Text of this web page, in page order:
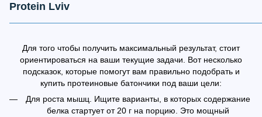
Protein Lviv
Для того чтобы получить максимальный результат, стоит
ориентироваться на ваши текущие задачи. Вот несколько
подсказок, которые помогут вам правильно подобрать и
купить протеиновые батончики под ваши цели:
Для роста мышц. Ищите варианты, в которых содержание
белка стартует от 20 г на порцию. Это мощный